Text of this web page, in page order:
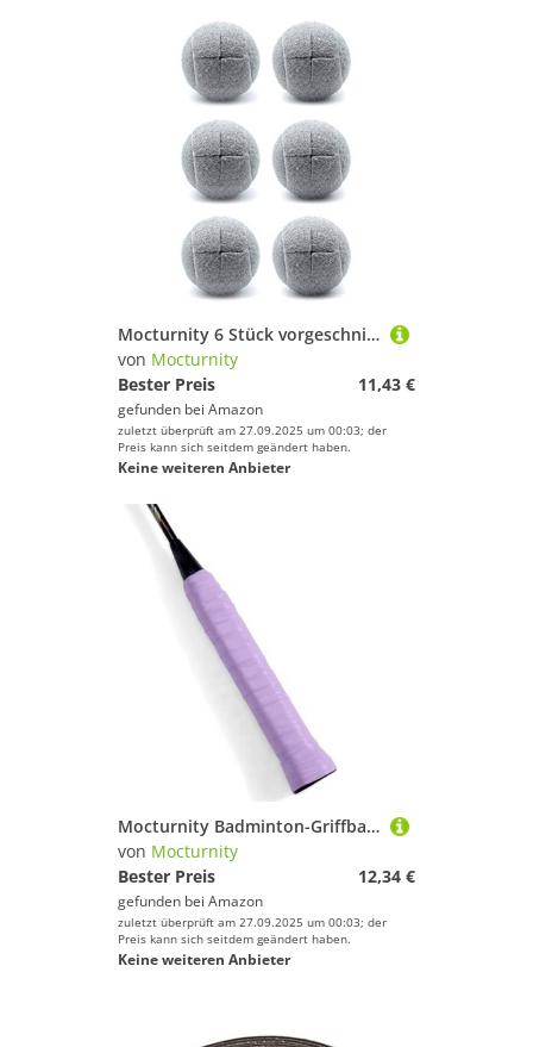
umsehen. Wir hoffen, dass Du bei uns
findest, was Du suchst, und wünschen Dir weiter viel
Spaß und Erfolg beim Tennis!
Mocturnity 6 Stück vorgeschnittener Tennisball für Möbelbeine und Bodenschutz, strapazierfähige und langlebige Filz-Padabdeckung, Grau
von Mocturnity
Bester Preis
11,43 €
gefunden bei Amazon
zuletzt überprüft am 27.09.2025 um 00:03; der
Preis kann sich seitdem geändert haben.
Keine weiteren Anbieter
Mocturnity Badminton-Griffband, Schweißabsorbierendes Griffband, Viskoses, Schweißabsorbierendes Griffband, Violett
von Mocturnity
Bester Preis
12,34 €
gefunden bei Amazon
zuletzt überprüft am 27.09.2025 um 00:03; der
Preis kann sich seitdem geändert haben.
Keine weiteren Anbieter